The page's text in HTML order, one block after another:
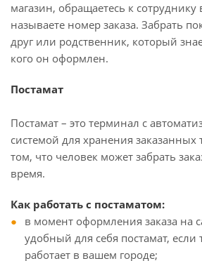
магазин, обращаетесь к сотруднику
называете номер заказа. Забрать
друг или родственник, который
кого он оформлен.
Постамат
Постамат – это терминал с
системой для хранения заказанных
том, что человек может забрать
время.
Как работать с постаматом:
в момент оформления заказа на
удобный для себя постамат, если
работает в вашем городе;